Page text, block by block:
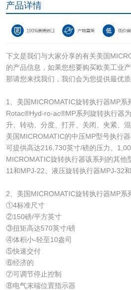
产品详情
下文是我们与大家分享的有关美国
的产品信息，如果您想要购买欧美工业
那请您来找我们，我们会为您提供最优质
1、美国MICROMATIC旋转执行器MP系
Rotac®Hyd-ro-ac®MP系列旋转执行器
升、转动、分度、打开、关闭、夹紧、
美国MICROMATIC的中压MP型号执行
可提供高达216,730英寸/磅的压力。
MICROMATIC旋转执行器该系列的其他
11和MPJ-22、液压旋转执行器MPJ-32和
2、美国MICROMATIC旋转执行器MP系
①4标准尺寸
②150磅/平方英寸
③扭矩高达570英寸/磅
④体积小-轻至10盎司
⑤快速交付
⑥经济的
⑦可调节停止控制
⑧电气末端位置指示器